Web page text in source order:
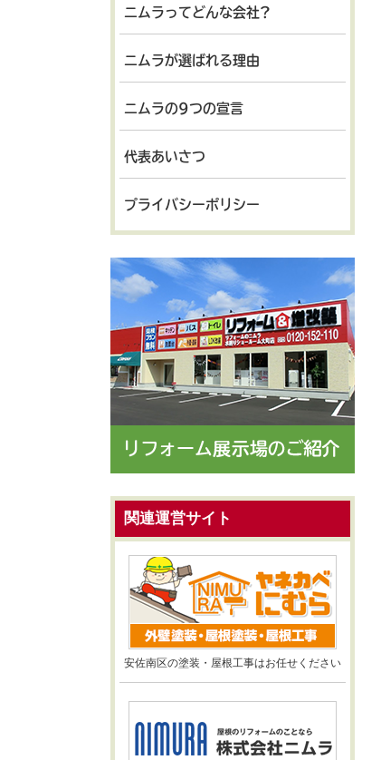
ニムラってどんな会社?
ニムラが選ばれる理由
ニムラの9つの宣言
代表あいさつ
プライバシーポリシー
関連運営サイト
安佐南区の塗装・屋根工事はお任せください